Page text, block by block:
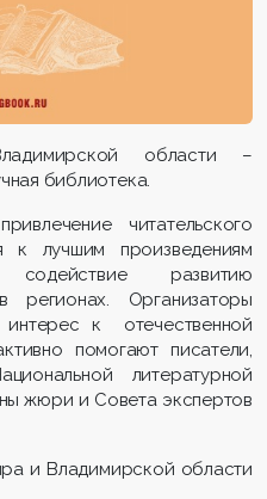
области –
библиотека.
читательского
к лучшим произведениям
развитию
регионах. Организаторы
интерес к отечественной
помогают писатели,
литературной
жюри и Совета экспертов
и Владимирской области